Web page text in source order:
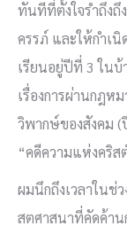
ทันทีที่ตั้งใจรำถึงถึ
ครรภ์ และให้กำเ
เรียนอยู่ปีที่ 3 ใน
เรื่องการผ่านกฎห
วิพากษ์ของสังคม
“คดีความแห่งคริ
ผมนึกถึงเวลาในช่
สตศาสนาที่คัดค้า